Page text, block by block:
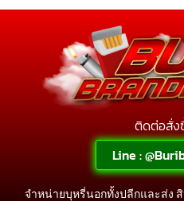
ติดต่อสั่ง
Line :
จำหน่ายบุหรี่นอกทั้งปลีกและส่ง